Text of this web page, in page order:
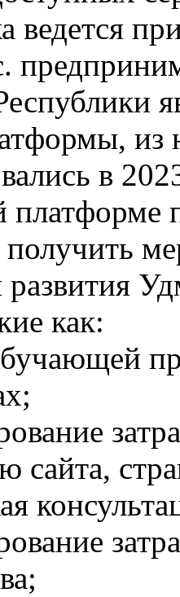
ведется
из
в
как:
сайта,